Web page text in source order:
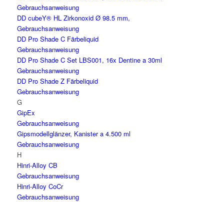
Gebrauchsanweisung
DD cubeY® HL Zirkonoxid Ø 98.5 mm,
Gebrauchsanweisung
DD Pro Shade C Färbeliquid
Gebrauchsanweisung
DD Pro Shade C Set LBS001, 16x Dentine a 30ml
Gebrauchsanweisung
DD Pro Shade Z Färbeliquid
Gebrauchsanweisung
G
GipEx
Gebrauchsanweisung
Gipsmodellglänzer, Kanister a 4.500 ml
Gebrauchsanweisung
H
Hinri-Alloy CB
Gebrauchsanweisung
Hinri-Alloy CoCr
Gebrauchsanweisung